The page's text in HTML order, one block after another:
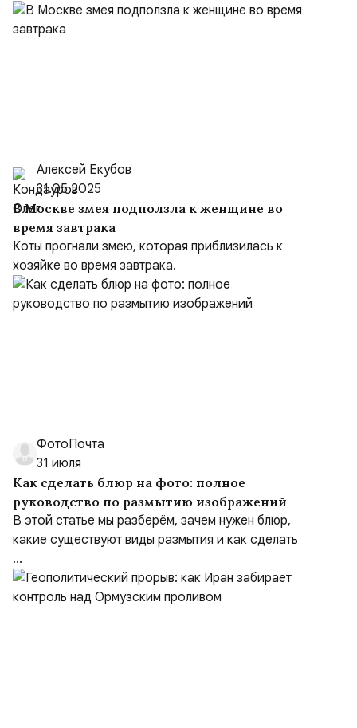
Алексей Екубов
31.05.2025
В Москве змея подползла к женщине во
время завтрака
Коты прогнали змею, которая приблизилась к
хозяйке во время завтрака.
ФотоПочта
31 июля
Как сделать блюр на фото: полное
руководство по размытию изображений
В этой статье мы разберём, зачем нужен блюр,
какие существуют виды размытия и как сделать
...